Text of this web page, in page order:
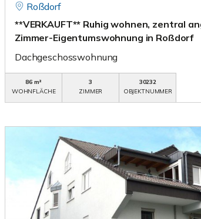
Roßdorf
**VERKAUFT** Ruhig wohnen, zentral
Zimmer-Eigentumswohnung in Roßdorf
Dachgeschosswohnung
86 m²
WOHNFLÄCHE
3
ZIMMER
30232
OBJEKTNUMMER